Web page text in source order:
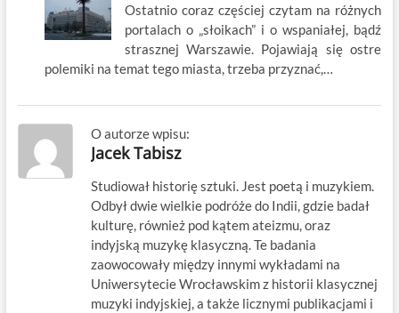
Ostatnio coraz częściej czytam na różnych
portalach o „słoikach” i o wspaniałej, bądź
strasznej Warszawie. Pojawiają się ostre
polemiki na temat tego miasta, trzeba przyznać,…
O autorze wpisu:
Jacek Tabisz
Studiował historię sztuki. Jest poetą i muzykiem.
Odbył dwie wielkie podróże do Indii, gdzie badał
kulturę, również pod kątem ateizmu, oraz
indyjską muzykę klasyczną. Te badania
zaowocowały między innymi wykładami na
Uniwersytecie Wrocławskim z historii klasycznej
muzyki indyjskiej, a także licznymi publikacjami i